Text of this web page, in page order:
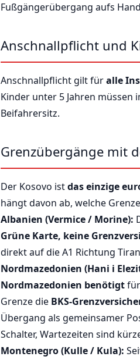
Fußgängerübergang aufs
Anschnallpflicht und
Anschnallpflicht gilt füralle
Kinder unter 5 Jahren
Beifahrersitz.
Grenzübergänge mit
Der Kosovo istdas einzige
hängt davon ab, welche
Albanien (Vermice / Morine):
Grüne Karte, keine
direkt auf die A1 Richtung
Nordmazedonien (Hani i
Nordmazedonien benötigt
Grenze die BKS-
Übergang als gemeinsamer
Schalter, Wartezeiten sind
Montenegro (Kulle / Kula):